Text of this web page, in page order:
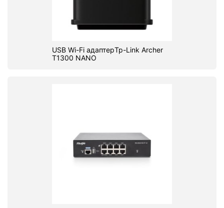
USB Wi-Fi адаптерTp-Link Archer
T1300 NANO